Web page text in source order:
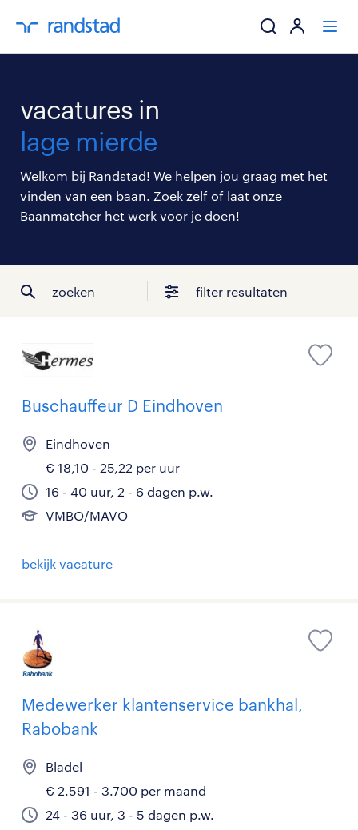
mijn carrière
over randstad
vacatures in
lage mierde
Welkom bij Randstad! We helpen jou graag met het
vinden van een baan. Zoek zelf of laat onze
Baanmatcher het werk voor je doen!
zoeken filter resultaten
Buschauffeur D Eindhoven
Eindhoven
€ 18,10 - 25,22 per uur
16 - 40 uur, 2 - 6 dagen p.w.
VMBO/MAVO
bekijk vacature
Medewerker klantenservice bankhal,
Rabobank
Bladel
€ 2.591 - 3.700 per maand
24 - 36 uur, 3 - 5 dagen p.w.